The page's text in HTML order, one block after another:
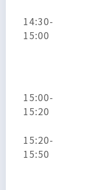
14:30-
15:00
15:00-
15:20
15:20-
15:50